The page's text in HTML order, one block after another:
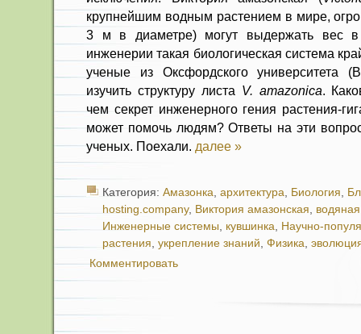
крупнейшим водным растением в мире,
3 м в диаметре) могут выдержать вес
инженерии такая биологическая система
ученые из Оксфордского университета
изучить структуру листа V. amazonica.
чем секрет инженерного гения растения-
может помочь людям? Ответы на эти
ученых. Поехали. далее »
Категория: Амазонка, архитектура, Биология,
hosting.company, Виктория амазонская,
Инженерные системы, кувшинка, Научно-
растения, укрепление знаний, Физика,
Комментировать